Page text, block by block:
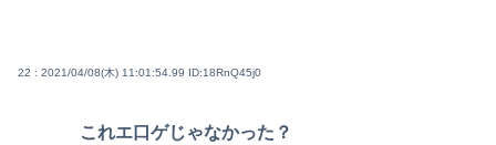
22 : 2021/04/08(木) 11:01:54.99 ID:18RnQ45j0
これエ口ゲじゃなかった？